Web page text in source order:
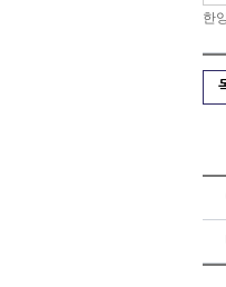
한